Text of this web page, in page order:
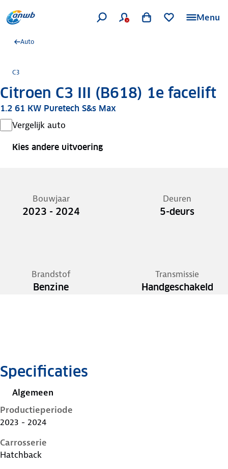
Menu
Auto
C3
Citroen C3 III (B618) 1e facelift
1.2 61 KW Puretech S&s Max
Vergelijk auto
Kies andere uitvoering
Bouwjaar
2023 - 2024
Deuren
5-deurs
Brandstof
Benzine
Transmissie
Handgeschakeld
Specificaties
Algemeen
Productieperiode
2023 - 2024
Carrosserie
Hatchback